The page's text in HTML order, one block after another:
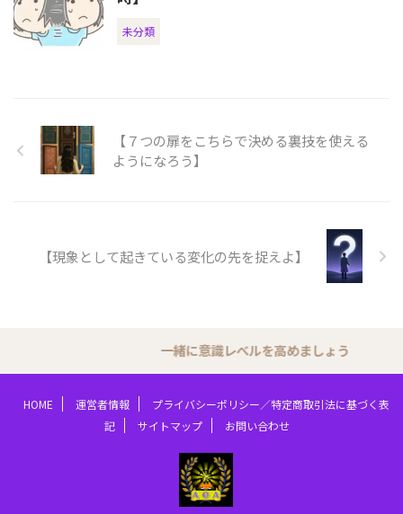
未分類
【７つの扉をこちらで決める裏技を使える
ようになろう】
【現象として起きている変化の先を捉えよ】
一緒に意識レベルを高めましょう
HOME 運営者情報
プライバシーポリシー／特定商取引法に基づく表
記
サイトマップ お問い合わせ